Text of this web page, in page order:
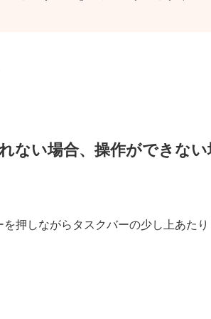
ない場合、操作ができな
押しながらタスクバーの少し上あたり